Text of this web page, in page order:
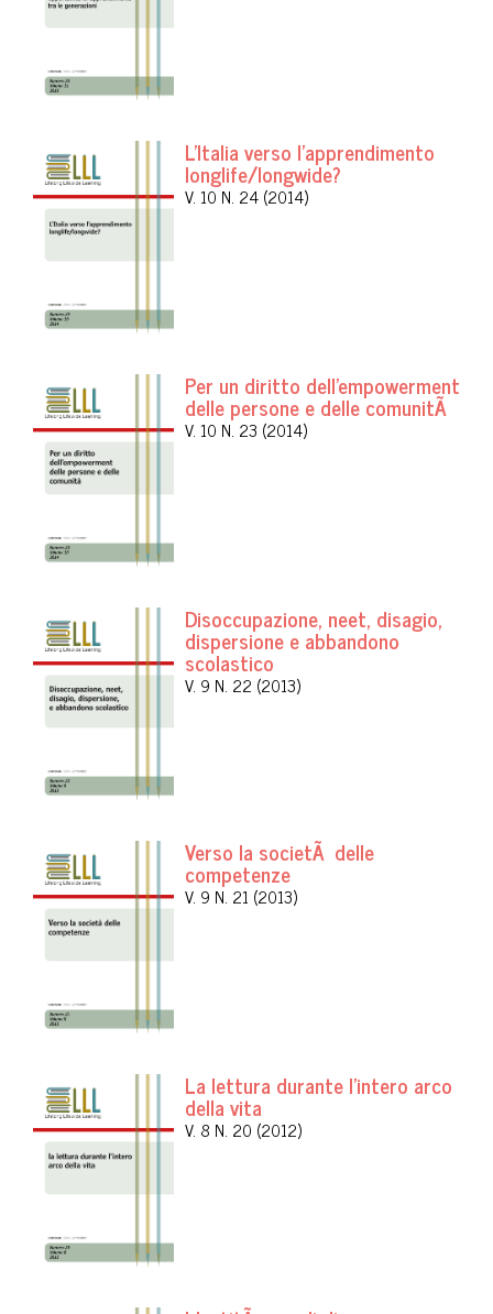
L'Italia verso l'apprendimento
longlife/longwide?
V. 10 N. 24 (2014)
Per un diritto dell'empowerment
delle persone e delle comunitÃ
V. 10 N. 23 (2014)
Disoccupazione, neet, disagio,
dispersione e abbandono
scolastico
V. 9 N. 22 (2013)
Verso la societÃ delle
competenze
V. 9 N. 21 (2013)
La lettura durante l'intero arco
della vita
V. 8 N. 20 (2012)